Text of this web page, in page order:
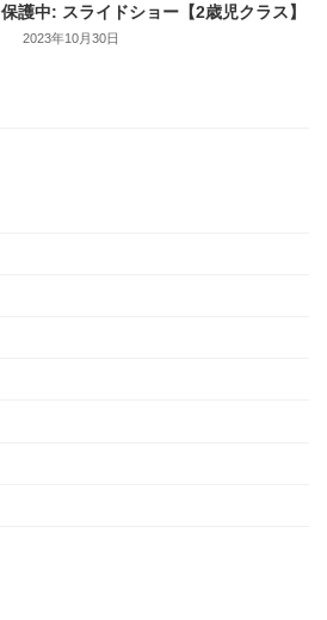
保護中: スライドショー【2歳児クラス】
2023年10月30日